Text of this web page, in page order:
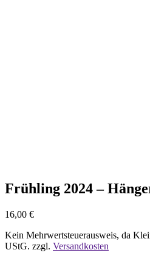
Frühling 2024 –
16,00 €
Kein Mehrwertsteuerausweis, da
UStG. zzgl. Versandkosten